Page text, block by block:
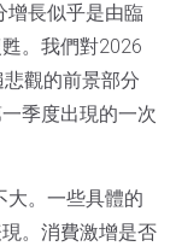
增長似乎是由臨
。我們對2026
觀的前景部分
季度出現的一次
大。一些具體的
。消費激增是否